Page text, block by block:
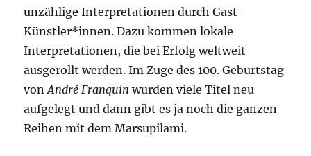
unzählige Interpretationen durch Gast-
Künstler*innen. Dazu kommen lokale
Interpretationen, die bei Erfolg weltweit
ausgerollt werden. Im Zuge des 100. Geburtstag
vonAndré Franquin wurden viele Titel neu
aufgelegt und dann gibt es ja noch die ganzen
Reihen mit dem Marsupilami.